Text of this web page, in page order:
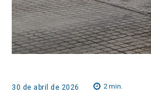
30 de abril de 2026 2min.